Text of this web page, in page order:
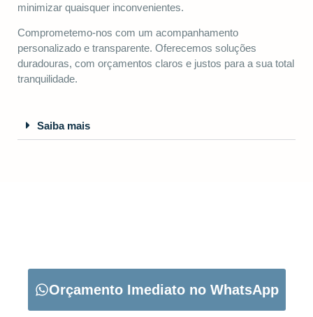
minimizar quaisquer inconvenientes.
Comprometemo-nos com um acompanhamento
personalizado e transparente. Oferecemos soluções
duradouras, com orçamentos claros e justos para a sua total
tranquilidade.
Saiba mais
Orçamento Imediato no WhatsApp